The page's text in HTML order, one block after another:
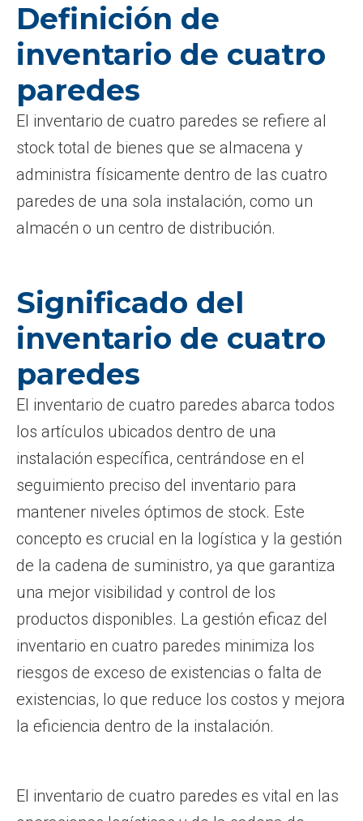
Definición de
inventario de cuatro
paredes
El inventario de cuatro paredes se refiere al
stock total de bienes que se almacena y
administra físicamente dentro de las cuatro
paredes de una sola instalación, como un
almacén o un centro de distribución.
Significado del
inventario de cuatro
paredes
El inventario de cuatro paredes abarca todos
los artículos ubicados dentro de una
instalación específica, centrándose en el
seguimiento preciso del inventario para
mantener niveles óptimos de stock. Este
concepto es crucial en la logística y la gestión
de la cadena de suministro, ya que garantiza
una mejor visibilidad y control de los
productos disponibles. La gestión eficaz del
inventario en cuatro paredes minimiza los
riesgos de exceso de existencias o falta de
existencias, lo que reduce los costos y mejora
la eficiencia dentro de la instalación.
El inventario de cuatro paredes es vital en las